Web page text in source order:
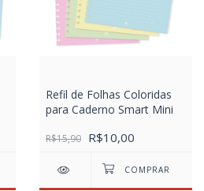
Refil de Folhas Coloridas
para Caderno Smart Mini
R$15,90 R$10,00